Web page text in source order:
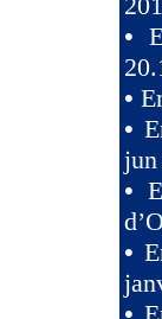
•
•
•
jun
•
•